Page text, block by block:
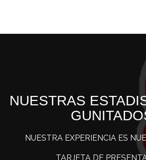
NUESTRAS
NUESTRA EXPERIENCIA ES
TARJETA DE